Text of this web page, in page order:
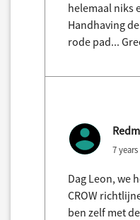
helemaal niks
Handhaving
rode pad...
7
Dag Leon, we
CROW
ben zelf met